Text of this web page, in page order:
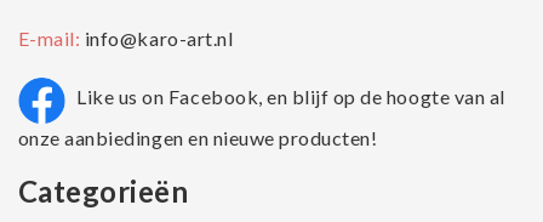
E-mail: info@karo-art.nl
Like us on Facebook, en blijf op de hoogte van al
onze aanbiedingen en nieuwe producten!
Categorieën